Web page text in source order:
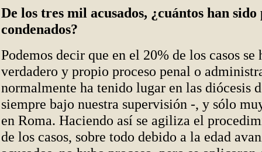
De los tres mil acusados, ¿cuántos han sido
condenados?
Podemos decir que en el 20% de los casos se
verdadero y propio proceso penal o
normalmente ha tenido lugar en las diócesis
siempre bajo nuestra supervisión -, y sólo
en Roma. Haciendo así se agiliza el
de los casos, sobre todo debido a la edad